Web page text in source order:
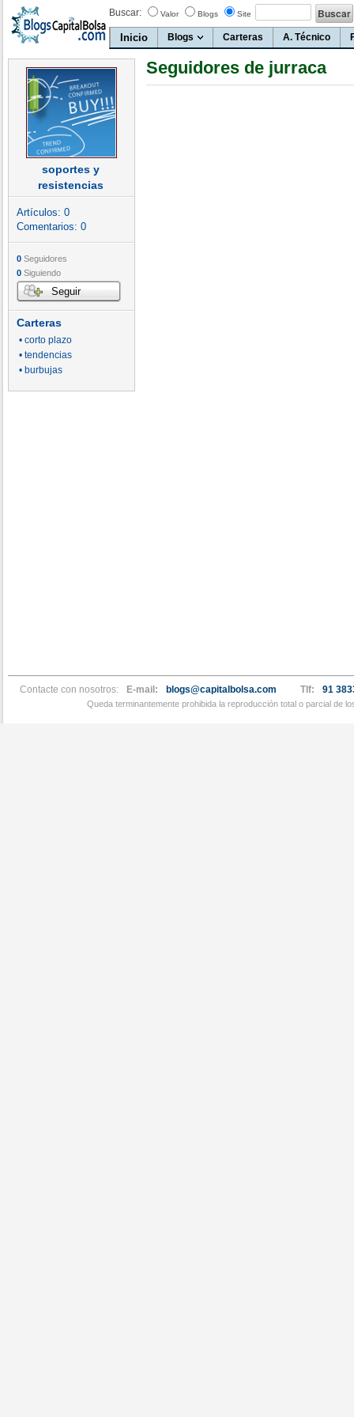
Buscar: Valor Blogs Site
Inicio Blogs Carteras A. Técnico
soportes y
resistencias
Artículos: 0
Comentarios: 0
0 Seguidores
0 Siguiendo
Seguir
Carteras
• corto plazo
• tendencias
• burbujas
Seguidores de jurraca
Contacte con nosotros: E-mail: blogs@capitalbolsa.com Tlf: 91
Queda terminantemente prohibida la reproducción total o parcial de